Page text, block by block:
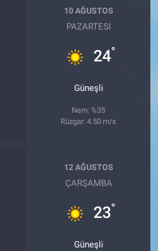
10 AĞUSTOS
PAZARTESI
24°
Güneşli
Nem: %35
Rüzgar: 4.50 m/s
12 AĞUSTOS
ÇARŞAMBA
23°
Güneşli